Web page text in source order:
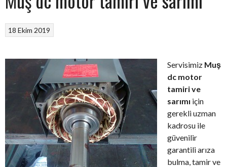
18 Ekim 2019
Servisimiz Muş
dc motor
tamiri ve
sarımı için
gerekli uzman
kadrosu ile
güvenilir
garantili arıza
bulma, tamir ve